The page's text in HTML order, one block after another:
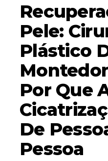
Pele:
Plástico
Por Que
De
Pessoa